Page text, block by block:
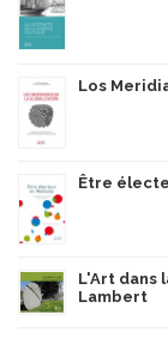
Los
Être
L'Art dans
Lambert